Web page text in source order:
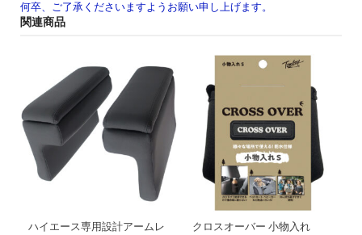
何卒、ご了承くださいますようお願い申し上げます。
関連商品
ハイエース専用設計アームレ
クロスオーバー 小物入れ